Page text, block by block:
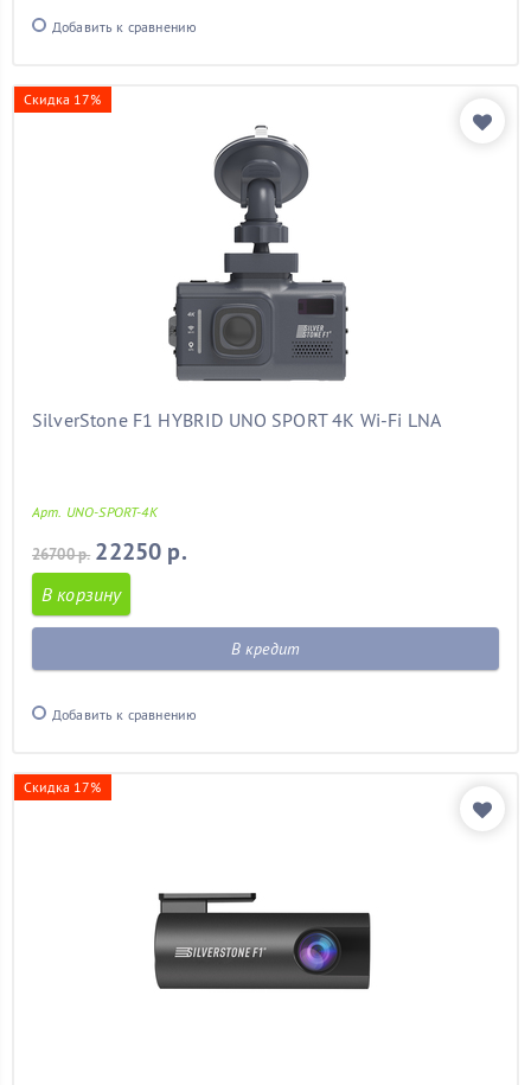
Добавить к сравнению
Скидка 17%
SilverStone F1 HYBRID UNO SPORT 4K Wi-Fi LNA
Арт. UNO-SPORT-4K
26700 р. 22250 р.
В корзину
В кредит
Добавить к сравнению
Скидка 17%